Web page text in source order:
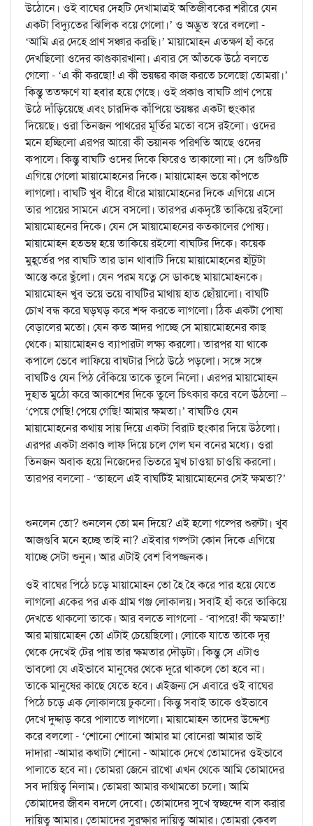
উঠোনে। ওই বাঘের দেহটি দেখামাত্রই অতিজীবকের শরীরে যেন
একটা বিদ্যুতের ঝিলিক বয়ে গেলো।’ ও অদ্ভুত স্বরে বললো -
‘আমি এর দেহে প্রাণ সঞ্চার করছি।’ মায়ামোহন এতক্ষণ হাঁ করে
দেখছিলো ওদের কাণ্ডকারখানা। এবার সে আঁতকে উঠে বলতে
গেলো - ‘এ কী করছো! এ কী ভয়ঙ্কর কাজ করতে চলেছো তোমরা।’
কিন্তু ততক্ষণে যা হবার হয়ে গেছে। ওই প্রকাণ্ড বাঘটি প্রাণ পেয়ে
উঠে দাঁড়িয়েছে এবং চারদিক কাঁপিয়ে ভয়ঙ্কর একটা হুংকার
দিয়েছে। ওরা তিনজন পাথরের মূর্তির মতো বসে রইলো। ওদের
মনে হচ্ছিলো এরপর আরো কী ভয়ানক পরিণতি আছে ওদের
কপালে। কিন্তু বাঘটি ওদের দিকে ফিরেও তাকালো না। সে গুটিগুটি
এগিয়ে গেলো মায়ামোহনের দিকে। মায়ামোহন ভয়ে কাঁপতে
লাগলো। বাঘটি খুব ধীরে ধীরে মায়ামোহনের দিকে এগিয়ে এসে
তার পায়ের সামনে এসে বসলো। তারপর একদৃষ্টে তাকিয়ে রইলো
মায়ামোহনের দিকে। যেন সে মায়ামোহনের কতকালের পোষ্য।
মায়ামোহন হতভম্ব হয়ে তাকিয়ে রইলো বাঘটির দিকে। কয়েক
মুহূর্তের পর বাঘটি তার ডান থাবাটি দিয়ে মায়ামোহনের হাঁটুটা
আস্তে করে ছুঁলো। যেন পরম যত্নে সে ডাকছে মায়ামোহনকে।
মায়ামোহন খুব ভয়ে ভয়ে বাঘটির মাথায় হাত ছোঁয়ালো। বাঘটি
চোখ বন্ধ করে ঘড়ঘড় করে শব্দ করতে লাগলো। ঠিক একটা পোষা
বেড়ালের মতো। যেন কত আদর পাচ্ছে সে মায়ামোহনের কাছ
থেকে। মায়ামোহনও ব্যাপারটা লক্ষ্য করলো। তারপর যা থাকে
কপালে ভেবে লাফিয়ে বাঘটার পিঠে উঠে পড়লো। সঙ্গে সঙ্গে
বাঘটিও যেন পিঠ বেঁকিয়ে তাকে তুলে নিলো। এরপর মায়ামোহন
দুহাত মুঠো করে আকাশের দিকে তুলে চিৎকার করে বলে উঠলো –
‘পেয়ে গেছি! পেয়ে গেছি! আমার ক্ষমতা।’ বাঘটিও যেন
মায়ামোহনের কথায় সায় দিয়ে একটা বিরাট হুংকার দিয়ে উঠলো।
এরপর একটা প্রকাণ্ড লাফ দিয়ে চলে গেল ঘন বনের মধ্যে। ওরা
তিনজন অবাক হয়ে নিজেদের ভিতরে মুখ চাওয়া চাওয়ি করলো।
তারপর বললো - ‘তাহলে এই বাঘটিই মায়ামোহনের সেই ক্ষমতা?’
শুনলেন তো? শুনলেন তো মন দিয়ে? এই হলো গল্পের শুরুটা। খুব
আজগুবি মনে হচ্ছে তাই না? এইবার গল্পটা কোন দিকে এগিয়ে
যাচ্ছে সেটা শুনুন। আর এটাই বেশ বিপজ্জনক।
ওই বাঘের পিঠে চড়ে মায়ামোহন তো হৈ হৈ করে পার হয়ে যেতে
লাগলো একের পর এক গ্রাম গঞ্জ লোকালয়। সবাই হাঁ করে তাকিয়ে
দেখতে থাকলো তাকে। আর বলতে লাগলো - ‘বাপরে! কী ক্ষমতা!’
আর মায়ামোহন তো এটাই চেয়েছিলো। লোকে যাতে তাকে দূর
থেকে দেখেই টের পায় তার ক্ষমতার দৌড়টা। কিন্তু সে এটাও
ভাবলো যে এইভাবে মানুষের থেকে দূরে থাকলে তো হবে না।
তাকে মানুষের কাছে যেতে হবে। এইজন্য সে এবারে ওই বাঘের
পিঠে চড়ে এক লোকালয়ে ঢুকলো। কিন্তু সবাই তাকে ওইভাবে
দেখে দুদ্দাড় করে পালাতে লাগলো। মায়ামোহন তাদের উদ্দেশ্য
করে বললো - ‘শোনো শোনো আমার মা বোনেরা আমার ভাই
দাদারা -আমার কথাটা শোনো - আমাকে দেখে তোমাদের ওইভাবে
পালাতে হবে না। তোমরা জেনে রাখো এখন থেকে আমি তোমাদের
সব দায়িত্ব নিলাম। তোমরা আমার কথামতো চলো। আমি
তোমাদের জীবন বদলে দেবো। তোমাদের সুখে স্বচ্ছন্দে বাস করার
দায়িত্ব আমার। তোমাদের সুরক্ষার দায়িত্ব আমার। তোমরা কেবল